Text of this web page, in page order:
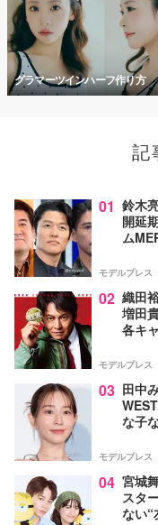
グラマーツインハーフ作り方
記
01 鈴木
開延
ム
モデルプレス
02 織田
増田
各キ
モデルプレス
03 田中
な子
モデルプレス
04 宮城
スタ
ない“